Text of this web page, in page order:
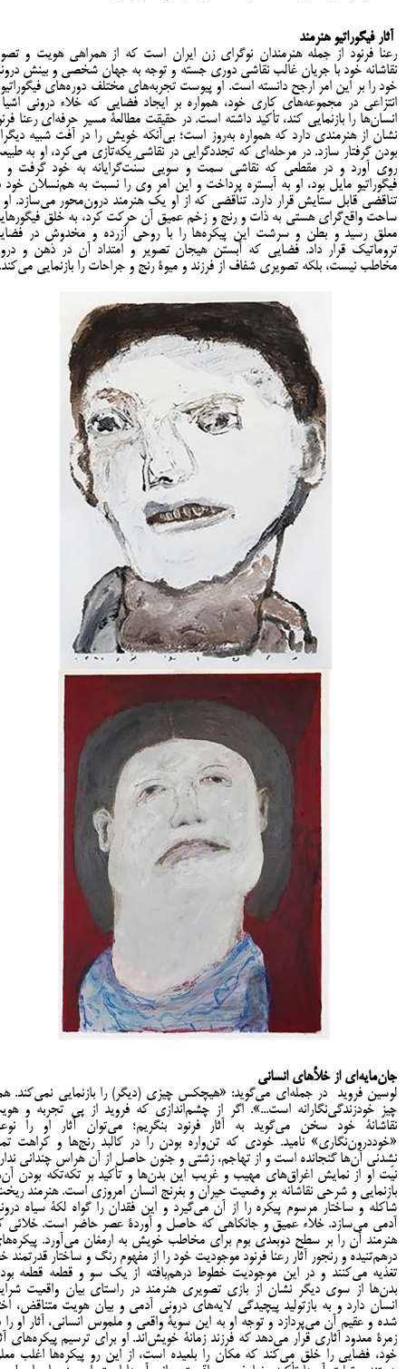
آثار فیگوراتیو هنرمند
رعنا فرنود از جمله هنرمندان نوگرای زن ایران است که از همراهی هویت و
نقاشانه خود با جریان غالب نقاشی دوری جسته و توجه به جهان شخصی و بینش
خود را بر این امر ارجح دانسته است. او پیوست تجربه‌های مختلف دوره‌های
انتزاعی در مجموعه‌های کاری خود، همواره بر ایجاد فضایی که خلاء درونی
انسان‌ها را بازنمایی کند، تأکید داشته است. در حقیقت مطالعۀ مسیر حرفه‌ای رعنا
نشان از هنرمندی دارد که همواره به‌روز است؛ بی‌آنکه خویش را در آفت شبیه
بودن گرفتار سازد. در مرحله‌ای که تجددگرایی در نقاشی یکه‌تازی می‌کرد، او به
روی آورد و در مقطعی که نقاشی سمت و سویی سنّت‌گرایانه به خود گرفت و
فیگوراتیو مایل بود، او به آبستره پرداخت و این امر وی را نسبت به هم‌نسلان خود
تناقضی قابل ستایش قرار دارد. تناقضی که از او یک هنرمند درون‌محور می‌سازد. او
ساحت واقع‌گرای هستی به ذات و رنج و زخم عمیق آن حرکت کرد، به خلق
معلق رسید و بطن و سرشت این پیکره‌ها را با روحی آزرده و مخدوش در
تروماتیک قرار داد. فضایی که آبستن هیجان تصویر و امتداد آن در ذهن و
مخاطب نیست، بلکه تصویری شفاف از فرزند و میوۀ رنج و جراحات را بازنمایی
جان‌مایه‌ای از خلأهای انسانی
لوسین فروید در جمله‌ای می‌گوید: «هیچکس چیزی (دیگر) را بازنمایی نمی‌کند.
چیز خودزندگی‌نگارانه است...». اگر از چشم‌اندازی که فروید از پی تجربه و
نقاشانۀ خود سخن می‌گوید به آثار فرنود بنگریم؛ می‌توان آثار او را
«خوددرون‌نگاری» نامید. خودی که تن‌واره بودن را در کالبد رنج‌ها و کراهت
نشدنی آن‌ها گنجانده است و از تهاجم، زشتی و جنون حاصل از آن هراس چندانی
نیّت او از نمایش اغراق‌های مهیب و غریب این بدن‌ها و تأکید بر تکه‌تکه بودن
بازنمایی و شرحی نقاشانه بر وضعیت حیران و بغرنج انسان امروزی است. هنرمند
شاکله و ساختار مرسوم پیکره را از آن می‌گیرد و این فقدان را گواه لکۀ سیاه
آدمی می‌سازد. خلاء عمیق و جانکاهی که حاصل و آوردۀ عصر حاضر است. خلائی
هنرمند آن را بر سطح دوبُعدی بوم برای مخاطب خویش به ارمغان می‌آورد.
درهم‌تنیده و رنجور آثار رعنا فرنود موجودیت خود را از مفهوم رنگ و ساختار قدرتمند
تغذیه می‌کنند و در این موجودیت خطوط درهم‌بافته از یک سو و قطعه قطعه
بدن‌ها از سوی دیگر نشان از بازی تصویری هنرمند در راستای بیان واقعیت
انسان دارد و به بازتولید پیچیدگی لایه‌های درونی آدمی و بیان هویت متناقض،
شده و عقیم آن می‌پردازد و توجه او به این سویۀ واقعی و ملموس انسانی، آثار او را
زمرۀ معدود آثاری قرار می‌دهد که فرزند زمانۀ خویش‌اند. او برای ترسیم پیکره‌های
خود، فضایی را خلق می‌کند که مکان را بلعیده است، از این رو پیکره‌ها اغلب